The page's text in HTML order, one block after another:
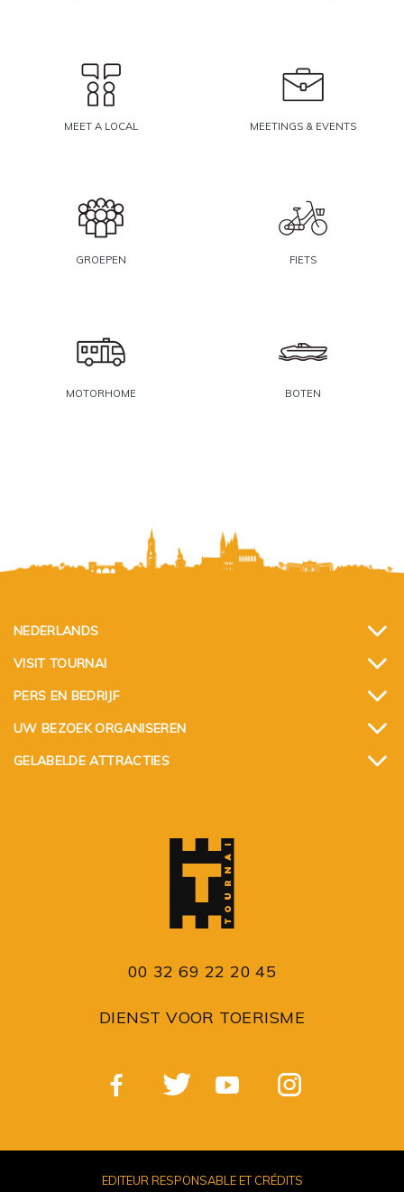
MEET A LOCAL MEETINGS & EVENTS
GROEPEN FIETS
MOTORHOME BOTEN
NEDERLANDS
VISIT TOURNAI
PERS EN BEDRIJF
UW BEZOEK ORGANISEREN
GELABELDE ATTRACTIES
00 32 69 22 20 45
DIENST VOOR TOERISME
EDITEUR RESPONSABLE ET CRÉDITS